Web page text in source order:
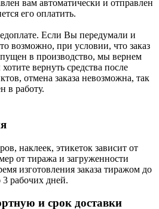
вам автоматически и отправлен
его оплатить.
Если Вы передумали и
возможно, при условии, что заказ
в производство, мы вернем
вернуть средства после
отмена заказа невозможна, так
в работу.
наклеек, этикеток зависит от
от тиража и загруженности
изготовления заказа тиражом до
3 рабочих дней.
и срок доставки